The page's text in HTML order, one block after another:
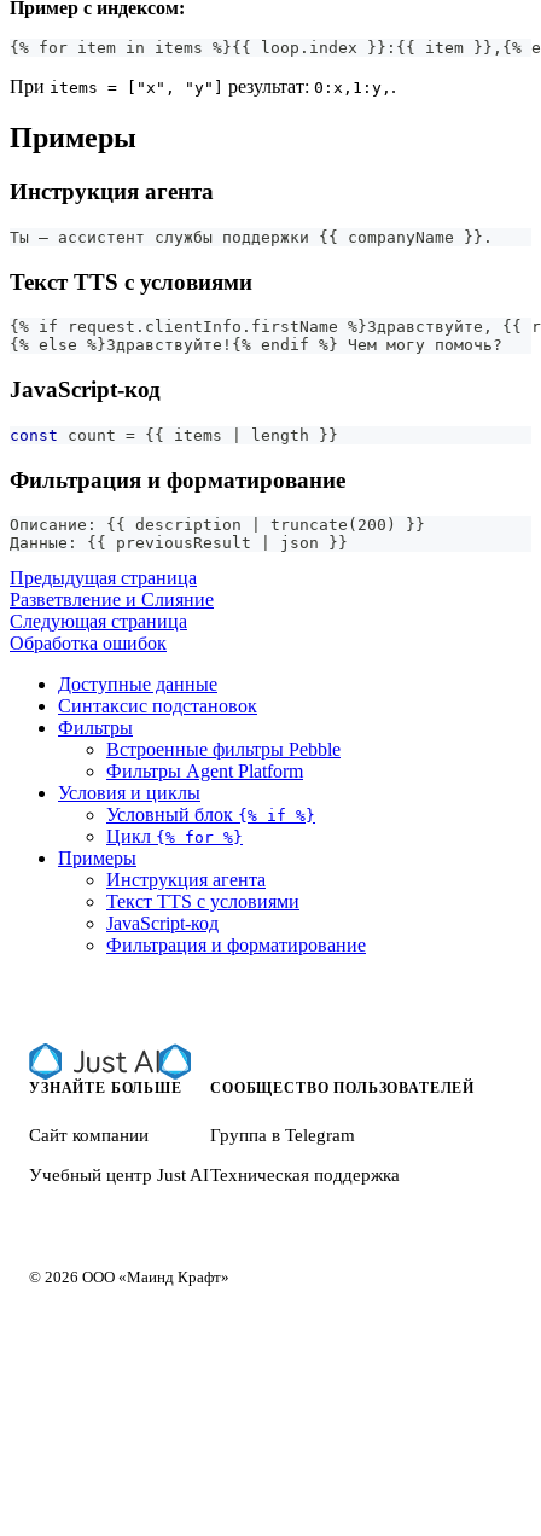
Пример с индексом:
{% for item in items %}{{ loop.index }}:{{ item }},{%
При items = ["x", "y"] результат: 0:x,1:y, .
Примеры
Инструкция агента
Ты — ассистент службы поддержки {{ companyName }}.
Текст TTS с условиями
{% if request.clientInfo.firstName %}Здравствуйте,
{% else %}Здравствуйте!{% endif %} Чем могу помочь?
JavaScript-код
const count = { { items length } }
Фильтрация и форматирование
Описание: {{ description | truncate(200) }}
Данные: {{ previousResult | json }}
Предыдущая страница
Разветвление и Слияние
Следующая страница
Обработка ошибок
Доступные данные
Синтаксис подстановок
Фильтры
Встроенные фильтры Pebble
Фильтры Agent Platform
Условия и циклы
Условный блок {% if %}
Цикл {% for %}
Примеры
Инструкция агента
Текст TTS с условиями
JavaScript-код
Фильтрация и форматирование
УЗНАЙТЕ БОЛЬШЕ
Сайт компании
Учебный центр Just AI
СООБЩЕСТВО ПОЛЬЗОВАТЕЛЕЙ
Группа в Telegram
Техническая поддержка
© 2026 ООО «Маинд Крафт»